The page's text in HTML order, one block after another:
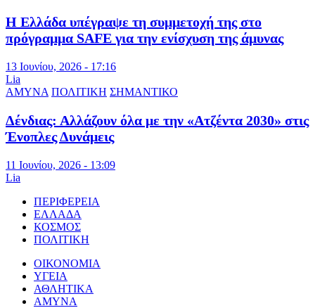
Η Ελλάδα υπέγραψε τη συμμετοχή της στο
πρόγραμμα SAFE για την ενίσχυση της άμυνας
13 Ιουνίου, 2026 - 17:16
Lia
ΑΜΥΝΑ ΠΟΛΙΤΙΚΗ ΣΗΜΑΝΤΙΚΟ
Δένδιας: Αλλάζουν όλα με την «Ατζέντα 2030» στις
Ένοπλες Δυνάμεις
11 Ιουνίου, 2026 - 13:09
Lia
ΠΕΡΙΦΕΡΕΙΑ
ΕΛΛΑΔΑ
ΚΟΣΜΟΣ
ΠΟΛΙΤΙΚΗ
ΟΙΚΟΝΟΜΙΑ
ΥΓΕΙΑ
ΑΘΛΗΤΙΚΑ
ΑΜΥΝΑ